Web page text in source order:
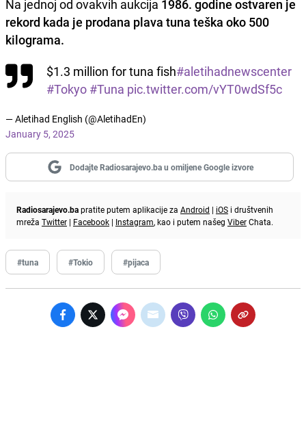
Na jednoj od ovakvih aukcija 1986. godine ostvaren je
rekord kada je prodana plava tuna teška oko 500
kilograma.
$1.3 million for tuna fish#aletihadnewscenter
#Tokyo #Tuna pic.twitter.com/vYT0wdSf5c
— Aletihad English (@AletihadEn)
January 5, 2025
Dodajte Radiosarajevo.ba u omiljene Google izvore
Radiosarajevo.bapratite putem aplikacije za Android | iOS i društvenih
mreža Twitter | Facebook | Instagram, kao i putem našeg ViberChata.
#tuna #Tokio #pijaca